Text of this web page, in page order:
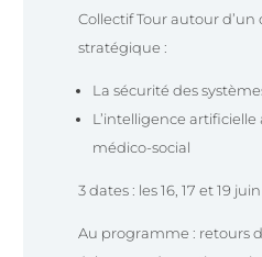
Collectif Tour autour
stratégique :
La sécurité des
L’intelligence
médico-social
3 dates : les 16, 17 et 19
Au programme : retours